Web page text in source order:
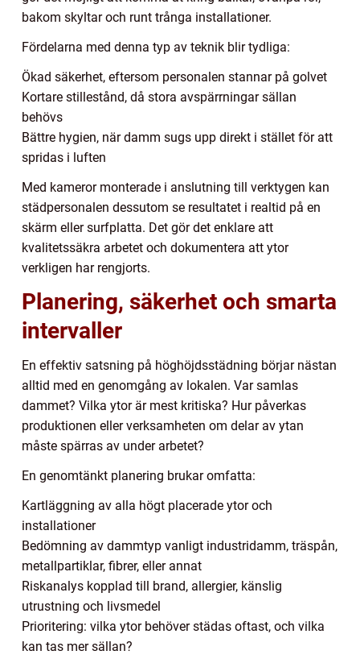
bakom skyltar och runt trånga installationer.
Fördelarna med denna typ av teknik blir tydliga:
Ökad säkerhet, eftersom personalen stannar på golvet
Kortare stillestånd, då stora avspärrningar sällan
behövs
Bättre hygien, när damm sugs upp direkt i stället för att
spridas i luften
Med kameror monterade i anslutning till verktygen kan
städpersonalen dessutom se resultatet i realtid på en
skärm eller surfplatta. Det gör det enklare att
kvalitetssäkra arbetet och dokumentera att ytor
verkligen har rengjorts.
Planering, säkerhet och smarta
intervaller
En effektiv satsning på höghöjdsstädning börjar nästan
alltid med en genomgång av lokalen. Var samlas
dammet? Vilka ytor är mest kritiska? Hur påverkas
produktionen eller verksamheten om delar av ytan
måste spärras av under arbetet?
En genomtänkt planering brukar omfatta:
Kartläggning av alla högt placerade ytor och
installationer
Bedömning av dammtyp vanligt industridamm, träspån,
metallpartiklar, fibrer, eller annat
Riskanalys kopplad till brand, allergier, känslig
utrustning och livsmedel
Prioritering: vilka ytor behöver städas oftast, och vilka
kan tas mer sällan?